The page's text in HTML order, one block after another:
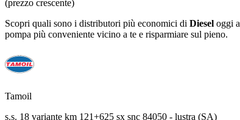
(prezzo crescente)
Scopri quali sono i distributori più economici di Diesel oggi a
pompa più conveniente vicino a te e risparmiare sul pieno.
Tamoil
s.s. 18 variante km 121+625 sx snc 84050 - lustra (SA)